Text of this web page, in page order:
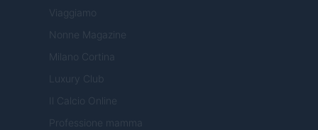
Viaggiamo
Nonne Magazine
Milano Cortina
Luxury Club
Il Calcio Online
Professione mamma